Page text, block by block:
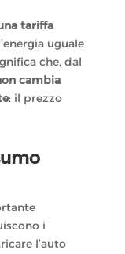
tariffa
uguale
che, dal
cambia
: il prezzo
i
l’auto